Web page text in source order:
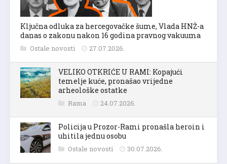
Ključna odluka za hercegovačke šume, Vlada HNŽ-a
danas o zakonu nakon 16 godina pravnog vakuuma
Ostale novosti 27.07.2026.
VELIKO OTKRIĆE U RAMI: Kopajući
temelje kuće, pronašao vrijedne
arheološke ostatke
Rama 24.07.2026.
Policija u Prozor-Rami pronašla heroin i
uhitila jednu osobu
Ostale novosti 30.07.2026.